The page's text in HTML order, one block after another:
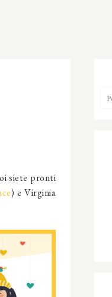
siete pronti
) e Virginia